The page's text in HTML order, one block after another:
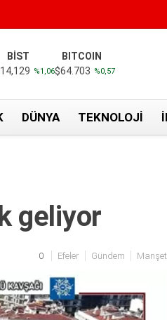
BİST
14,129 %1,06
BITCOIN
$64.703 %0,57
DÜNYA TEKNOLOJI
geliyor
0 Efeler Gündem Manşet